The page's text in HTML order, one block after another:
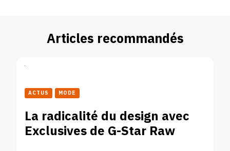
Articles recommandés
ACTUS MODE
La radicalité du design avec
Exclusives de G-Star Raw